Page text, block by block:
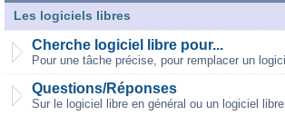
Les logiciels libres
Cherche logiciel libre pour...
Pour une tâche précise, pour remplacer un
Questions/Réponses
Sur le logiciel libre en général ou un logiciel